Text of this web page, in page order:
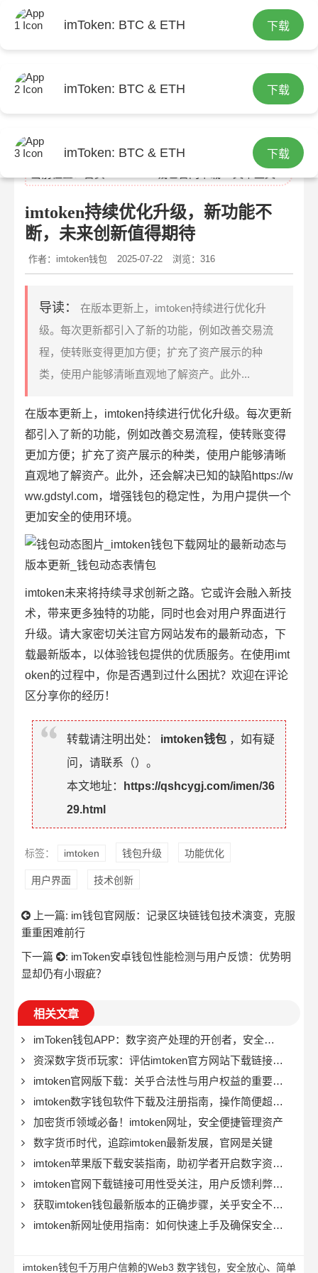
imToken: BTC & ETH 下载
imToken: BTC & ETH 下载
imToken: BTC & ETH 下载
imtoken持续优化升级，新功能不
断，未来创新值得期待
作者：imtoken钱包 2025-07-22 浏览：316
导读：
在版本更新上，imtoken持续进行优化升
级。每次更新都引入了新的功能，例如改善交易流
程，使转账变得更加方便；扩充了资产展示的种
类，使用户能够清晰直观地了解资产。此外...
在版本更新上， imtoken持续进行优化升级。每次更新
都引入了新的功能，例如改善交易流程，使转账变得
更加方便；扩充了资产展示的种类，使用户能够清晰
直观地了解资产。此外，还会解决已知的缺陷https://w
ww.gdstyl.com，增强钱包的稳定性，为用户提供一个
更加安全的使用环境。
imtoken未来将持续寻求创新之路。它或许会融入新技
术，带来更多独特的功能，同时也会对用户界面进行
升级。请大家密切关注官方网站发布的最新动态，下
载最新版本，以体验钱包提供的优质服务。在使用imt
oken的过程中，你是否遇到过什么困扰？欢迎在评论
区分享你的经历！
转载请注明出处： imtoken钱包 ，如有疑
问，请联系（）。
本文地址：
https://qshcygj.com/imen/36
29.html
标签： imtoken 钱包升级 功能优化
用户界面 技术创新
上一篇: im钱包官网版：记录区块链钱包技术演变，克服
重重困难前行
下一篇
: imToken安卓钱包性能检测与用户反馈：优势明
显却仍有小瑕疵？
相关文章
imToken钱包APP：数字资产处理的开创者，安全可靠又易用
资深数字货币玩家：评估imtoken官方网站下载链接安全性很重要
imtoken官网版下载：关乎合法性与用户权益的重要议题
imtoken数字钱包软件下载及注册指南，操作简便超实用
加密货币领域必备！imtoken网址，安全便捷管理资产
数字货币时代，追踪imtoken最新发展，官网是关键
imtoken苹果版下载安装指南，助初学者开启数字资产管理新征程
imtoken官网下载链接可用性受关注，用户反馈利弊几何？
获取imtoken钱包最新版本的正确步骤，关乎安全不容忽视
imtoken新网址使用指南：如何快速上手及确保安全登录？
imtoken钱包千万用户信赖的Web3 数字钱包，安全放心、简单